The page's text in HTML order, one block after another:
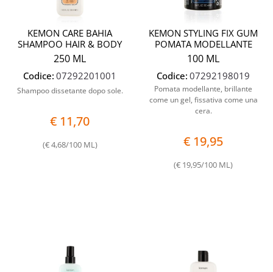
KEMON CARE BAHIA
SHAMPOO HAIR & BODY
250 ML
Codice: 07292201001
Shampoo dissetante dopo sole.
€ 11,70
(€ 4,68/100 ML)
KEMON STYLING FIX GUM
POMATA MODELLANTE
100 ML
Codice: 07292198019
Pomata modellante, brillante
come un gel, fissativa come una
cera.
€ 19,95
(€ 19,95/100 ML)